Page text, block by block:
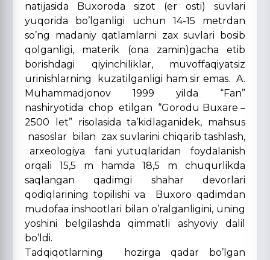
natijasida Buxoroda sizot (er osti) suvlari
yuqorida bo’lganligi uchun 14-15 metrdan
so’ng madaniy qatlamlarni zax suvlari bosib
qolganligi, materik (ona zamin)gacha etib
borishdagi qiyinchiliklar, muvoffaqiyatsiz
urinishlarning kuzatilganligi ham sir emas. A.
Muhammadjonov 1999 yilda “Fan”
nashiryotida chop etilgan “Gorodu Buxare –
2500 let” risolasida ta’kidlaganidek, mahsus
nasoslar bilan zax suvlarini chiqarib tashlash,
arxeologiya fani yutuqlaridan foydalanish
orqali 15,5 m hamda 18,5 m chuqurlikda
saqlangan qadimgi shahar devorlari
qodiqlarining topilishi va Buxoro qadimdan
mudofaa inshootlari bilan o’ralganligini, uning
yoshini belgilashda qimmatli ashyoviy dalil
bo’ldi.
Tadqiqotlarning hozirga qadar bo’lgan